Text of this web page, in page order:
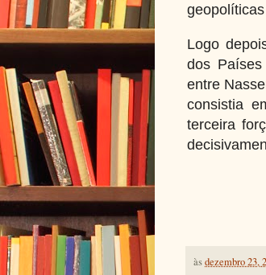
Logo
dos
entre
consistia
terceira
àsdezembro 23,